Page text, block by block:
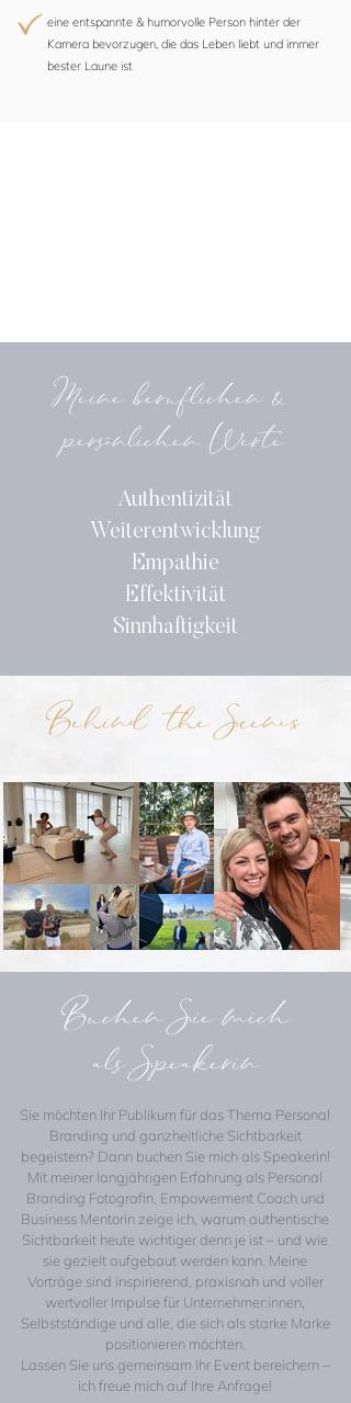
eine entspannte & humorvolle Person hinter der
Kamera bevorzugen, die das Leben liebt und immer
bester Laune ist
Meine beruflichen &
persönlichen Werte
Authentizität
Weiterentwicklung
Empathie
Effektivität
Sinnhaftigkeit
Behind the Scenes
Buchen Sie mich
alsSpeakerin
Sie möchten Ihr Publikum für das Thema Personal
Branding und ganzheitliche Sichtbarkeit
begeistern? Dann buchen Sie mich als Speakerin!
Mit meiner langjährigen Erfahrung als Personal
Branding Fotografin, Empowerment Coach und
Business Mentorin zeige ich, warum authentische
Sichtbarkeit heute wichtiger denn je ist – und wie
sie gezielt aufgebaut werden kann. Meine
Vorträge sind inspirierend, praxisnah und voller
wertvoller Impulse für Unternehmer:innen,
Selbstständige und alle, die sich als starke Marke
positionieren möchten.
Lassen Sie uns gemeinsam Ihr Event bereichern –
ich freue mich auf Ihre Anfrage!